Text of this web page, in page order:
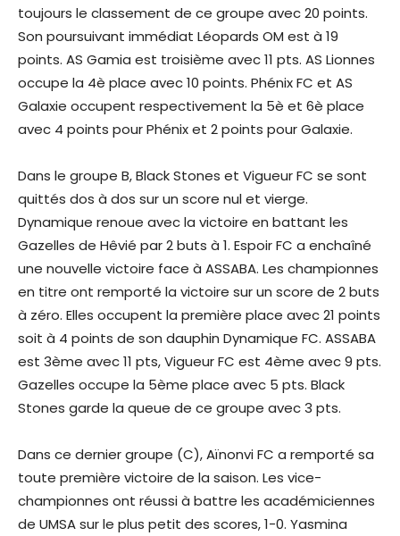
toujours le classement de ce groupe avec 20 points.
Son poursuivant immédiat Léopards OM est à 19
points. AS Gamia est troisième avec 11 pts. AS Lionnes
occupe la 4è place avec 10 points. Phénix FC et AS
Galaxie occupent respectivement la 5è et 6è place
avec 4 points pour Phénix et 2 points pour Galaxie.
Dans le groupe B, Black Stones et Vigueur FC se sont
quittés dos à dos sur un score nul et vierge.
Dynamique renoue avec la victoire en battant les
Gazelles de Hêvié par 2 buts à 1. Espoir FC a enchaîné
une nouvelle victoire face à ASSABA. Les championnes
en titre ont remporté la victoire sur un score de 2 buts
à zéro. Elles occupent la première place avec 21 points
soit à 4 points de son dauphin Dynamique FC. ASSABA
est 3ème avec 11 pts, Vigueur FC est 4ème avec 9 pts.
Gazelles occupe la 5ème place avec 5 pts. Black
Stones garde la queue de ce groupe avec 3 pts.
Dans ce dernier groupe (C), Aïnonvi FC a remporté sa
toute première victoire de la saison. Les vice-
championnes ont réussi à battre les académiciennes
de UMSA sur le plus petit des scores, 1-0. Yasmina